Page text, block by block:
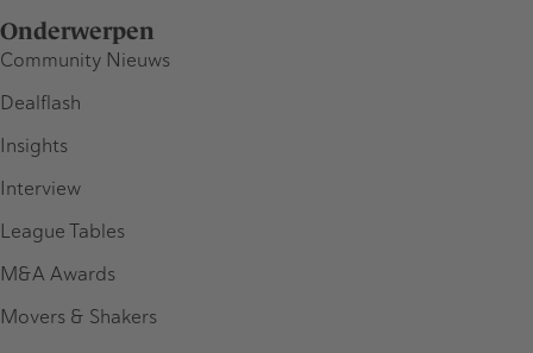
Onderwerpen
Community Nieuws
Dealflash
Insights
Interview
League Tables
M&A Awards
Movers & Shakers